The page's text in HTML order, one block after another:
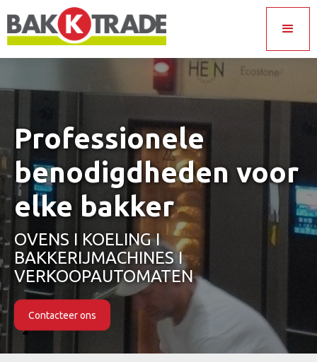
Professionele
benodigdheden voor
elke bakker
OVENS I KOELING I
BAKKERIJMACHINES I
VERKOOPAUTOMATEN
Contacteer ons